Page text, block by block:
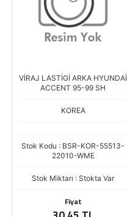
VİRAJ LASTİGİ ARKA HYUNDAİ
ACCENT 95-99 SH
KOREA
Stok Kodu : BSR-KOR-55513-
22010-WME
Stok Miktarı : Stokta Var
Fiyat